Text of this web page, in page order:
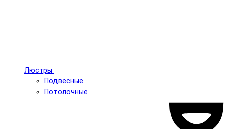
Люстры
Подвесные
Потолочные